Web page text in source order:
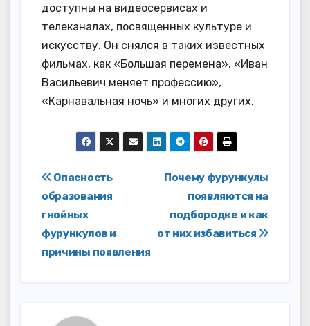
доступны на видеосервисах и
телеканалах, посвященных культуре и
искусству. Он снялся в таких известных
фильмах, как «Большая перемена», «Иван
Васильевич меняет профессию»,
«Карнавальная ночь» и многих других.
Навигация
по
записям
Почему фурункулы
появляются на
подбородке и как
от них избавиться
Опасность
образования
гнойных
фурункулов и
причины появления